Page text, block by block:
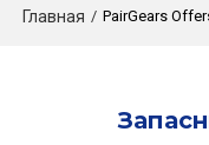
Главная / PairGears